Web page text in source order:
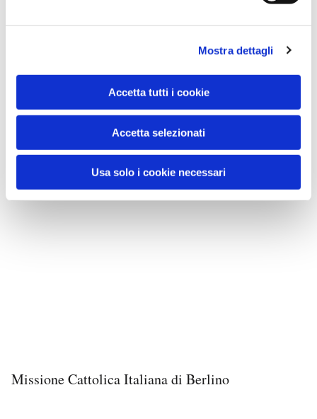
Mostra dettagli
Accetta tutti i cookie
Accetta selezionati
Usa solo i cookie necessari
Missione Cattolica Italiana di Berlino